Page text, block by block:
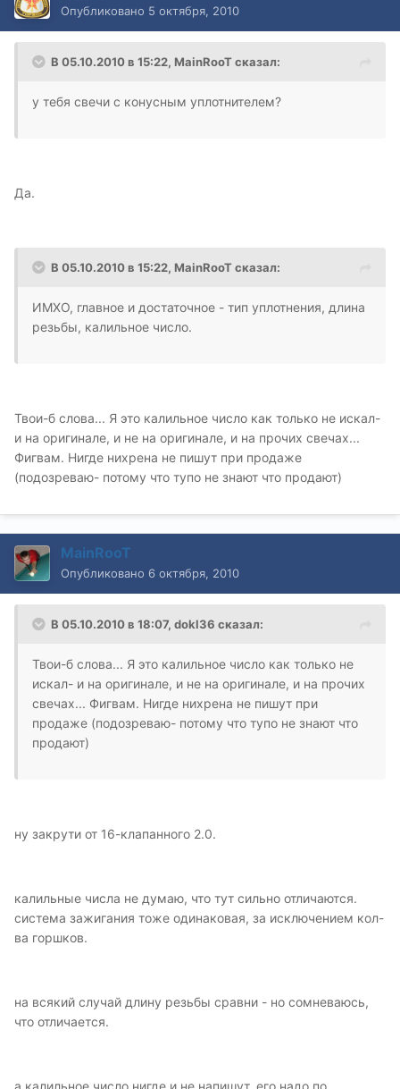
Опубликовано 5 октября, 2010
В 05.10.2010 в 15:22, MainRooT сказал:
у тебя свечи с конусным уплотнителем?
Да.
В 05.10.2010 в 15:22, MainRooT сказал:
ИМХО, главное и достаточное - тип уплотнения, длина
резьбы, калильное число.
Твои-б слова... Я это калильное число как только не искал-
и на оригинале, и не на оригинале, и на прочих свечах...
Фигвам. Нигде нихрена не пишут при продаже
(подозреваю- потому что тупо не знают что продают)
MainRooT
Опубликовано 6 октября, 2010
В 05.10.2010 в 18:07, dokl36 сказал:
Твои-б слова... Я это калильное число как только не
искал- и на оригинале, и не на оригинале, и на прочих
свечах... Фигвам. Нигде нихрена не пишут при
продаже (подозреваю- потому что тупо не знают что
продают)
ну закрути от 16-клапанного 2.0.
калильные числа не думаю, что тут сильно отличаются.
система зажигания тоже одинаковая, за исключением кол-
ва горшков.
на всякий случай длину резьбы сравни - но сомневаюсь,
что отличается.
а калильное число нигде и не напишут. его надо по